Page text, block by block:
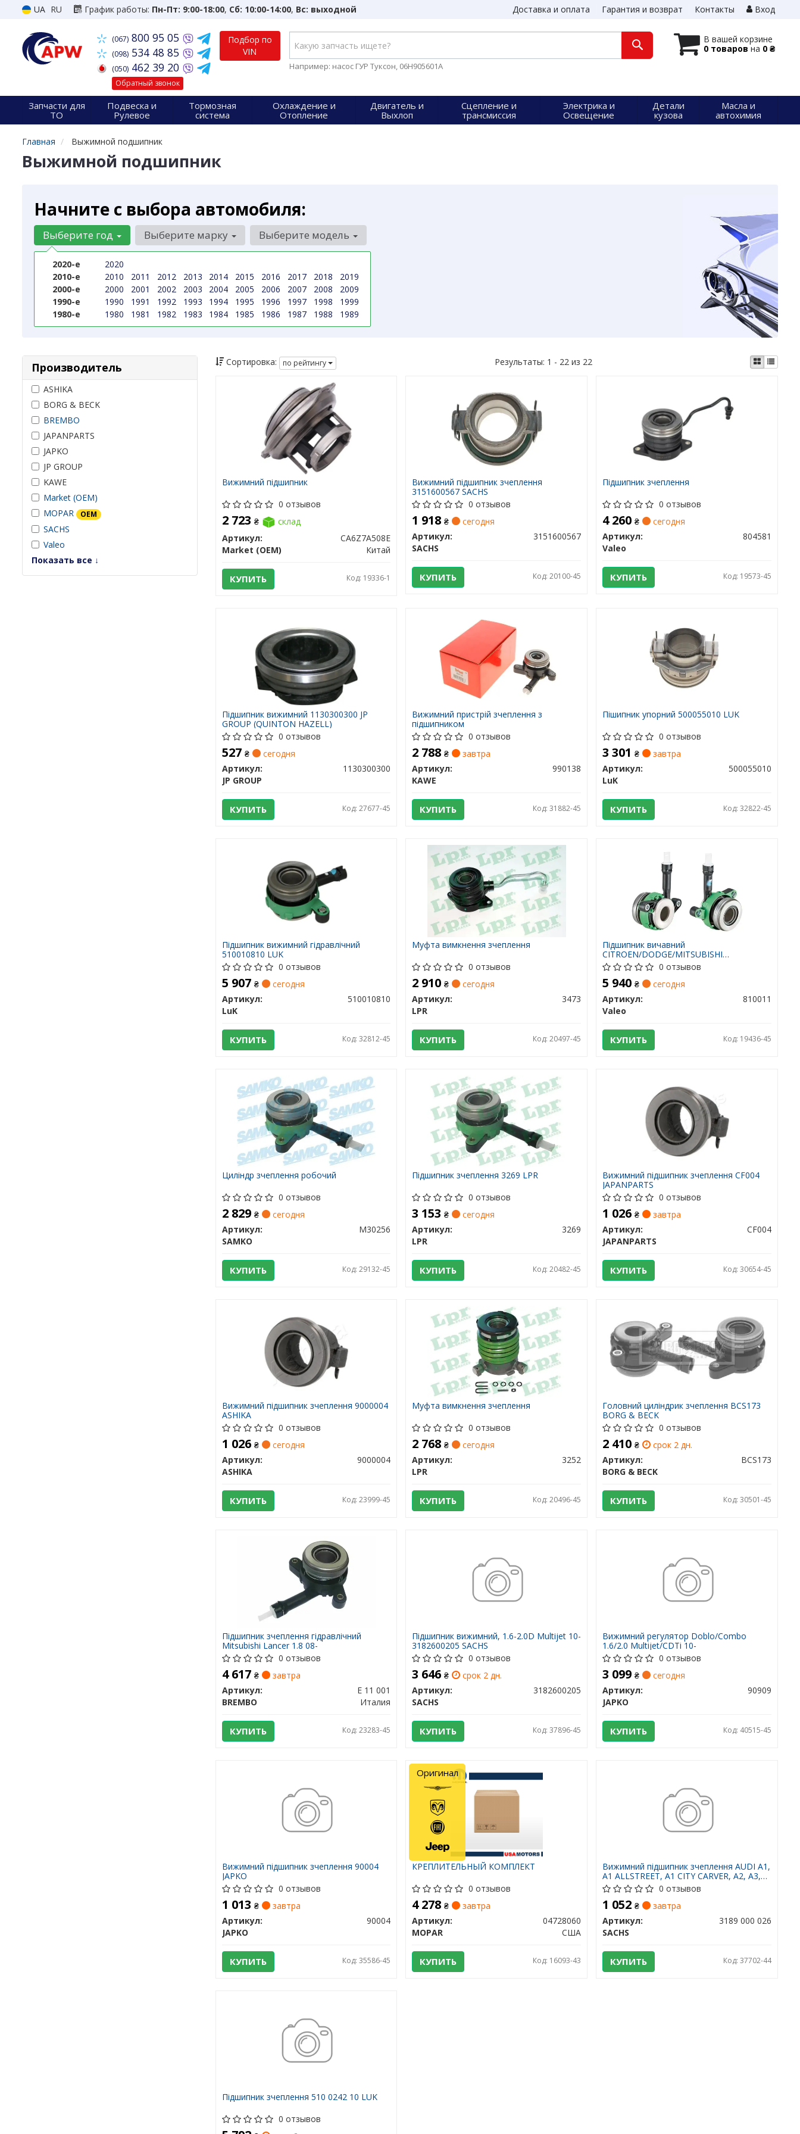
UA RU График работы: Пн-Пт: 9:00-18:00, Сб: 10:00-14:00, Вс: выходной Доставка и оплата Гарантия и возврат Контакты Вход
(067)800 95 05
(098)534 48 85
(050)462 39 20
Обратный звонок
Подбор по
VIN
В вашей корзине
0 товаровна 0 ₴
Например: насос ГУР Туксон, 06H905601A
Запчасти для
ТО
Подвеска и
Рулевое
Тормозная
система
Охлаждение и
Отопление
Двигатель и
Выхлоп
Сцепление и
трансмиссия
Электрика и
Освещение
Детали
кузова
Масла и
автохимия
Главная Выжимной подшипник
Выжимной подшипник
Начните с выбора автомобиля:
Выберите год
2020-е
2020
2010-е
2010 2011 2012 2013 2014 2015 2016 2017 2018
2019
2000-е
2000 2001 2002 2003 2004 2005 2006 2007 2008
2009
1990-е
1990 1991 1992 1993 1994 1995 1996 1997 1998
1999
1980-е
1980 1981 1982 1983 1984 1985 1986 1987 1988 1989
Выберите марку Выберите модель
Производитель
ASHIKA
BORG & BECK
BREMBO
JAPANPARTS
JAPKO
JP GROUP
KAWE
Market (OEM)
MOPAR
OEM
SACHS
Valeo
Показать все ↓
Сортировка: по рейтингу Результаты: 1 - 22 из 22
Вижимний підшипник
0 отзывов
2 723 ₴
склад
Артикул:
CA6Z7A508E
Market (OEM)
Китай
КУПИТЬ Код: 19336-1
Вижимний підшипник зчеплення
3151600567 SACHS
0 отзывов
1 918₴
сегодня
Артикул:
3151600567
SACHS
КУПИТЬ Код: 20100-45
Підшипник зчеплення
0 отзывов
4 260₴
сегодня
Артикул:
804581
Valeo
КУПИТЬ Код: 19573-45
Підшипник вижимний 1130300300 JP
GROUP (QUINTON HAZELL)
0 отзывов
527 ₴
сегодня
Артикул:
1130300300
JP GROUP
КУПИТЬ Код: 27677-45
Вижимний пристрій зчеплення з
підшипником
0 отзывов
2 788₴
завтра
Артикул:
990138
KAWE
КУПИТЬ Код: 31882-45
Пішипник упорний 500055010 LUK
0 отзывов
3 301₴
завтра
Артикул:
500055010
LuK
КУПИТЬ Код: 32822-45
Підшипник вижимний гідравлічний
510010810 LUK
0 отзывов
5 907 ₴
сегодня
Артикул:
510010810
LuK
КУПИТЬ Код: 32812-45
Муфта вимкнення зчеплення
0 отзывов
2 910₴
сегодня
Артикул:
3473
LPR
КУПИТЬ Код: 20497-45
Підшипник вичавний
CITROEN/DODGE/MITSUBISHI
Jorney/Lancer/Outlander \\'\\'06>>
0 отзывов
5 940₴
сегодня
Артикул:
810011
Valeo
КУПИТЬ Код: 19436-45
Циліндр зчеплення робочий
0 отзывов
2 829 ₴
сегодня
Артикул:
M30256
SAMKO
КУПИТЬ Код: 29132-45
Підшипник зчеплення 3269 LPR
0 отзывов
3 153₴
сегодня
Артикул:
3269
LPR
КУПИТЬ Код: 20482-45
Вижимний підшипник зчеплення CF004
JAPANPARTS
0 отзывов
1 026₴
завтра
Артикул:
CF004
JAPANPARTS
КУПИТЬ Код: 30654-45
Вижимний підшипник зчеплення 9000004
ASHIKA
0 отзывов
1 026 ₴
сегодня
Артикул:
9000004
ASHIKA
КУПИТЬ Код: 23999-45
Муфта вимкнення зчеплення
0 отзывов
2 768₴
сегодня
Артикул:
3252
LPR
КУПИТЬ Код: 20496-45
Головний циліндрик зчеплення BCS173
BORG & BECK
0 отзывов
2 410₴
срок 2 дн.
Артикул:
BCS173
BORG & BECK
КУПИТЬ Код: 30501-45
Підшипник зчеплення гідравлічний
Mitsubishi Lancer 1.8 08-
0 отзывов
4 617 ₴
завтра
Артикул:
E 11 001
BREMBO
Италия
КУПИТЬ Код: 23283-45
Підшипник вижимний, 1.6-2.0D Multijet 10-
3182600205 SACHS
0 отзывов
3 646₴
срок 2 дн.
Артикул:
3182600205
SACHS
КУПИТЬ Код: 37896-45
Вижимний регулятор Doblo/Combo
1.6/2.0 Multijet/CDTi 10-
0 отзывов
3 099₴
сегодня
Артикул:
90909
JAPKO
КУПИТЬ Код: 40515-45
Вижимний підшипник зчеплення 90004
JAPKO
0 отзывов
1 013 ₴
завтра
Артикул:
90004
JAPKO
КУПИТЬ Код: 35586-45
КРЕПЛИТЕЛЬНЫЙ КОМПЛЕКТ
0 отзывов
4 278₴
завтра
Артикул:
04728060
MOPAR
США
КУПИТЬ Код: 16093-43
Оригинал
Вижимний підшипник зчеплення AUDI A1,
A1 ALLSTREET, A1 CITY CARVER, A2, A3,
Q2 SEAT ALTEA, ALTEA XL, ARONA,
ATECA, CORDOBA, IBIZA III, IBIZA IV,
IBIZA IV SC, IBIZA IV ST, IBIZA V 1.0-2.0D
0 отзывов
1 052₴
завтра
Артикул:
3189 000 026
SACHS
КУПИТЬ Код: 37702-44
Підшипник зчеплення 510 0242 10 LUK
0 отзывов